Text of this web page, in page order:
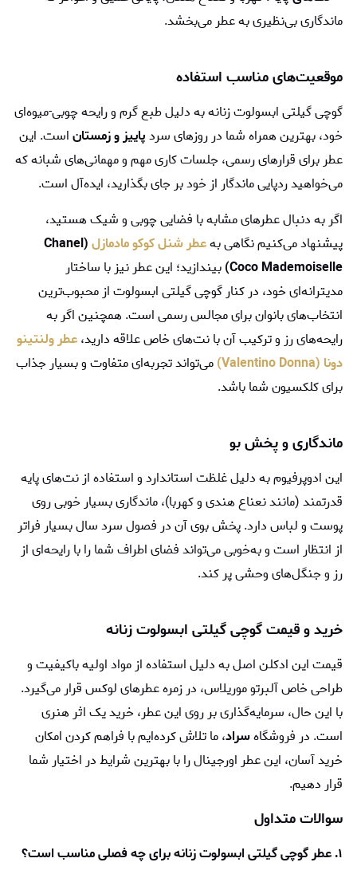
ماندگاری بی‌نظیری به عطر می‌بخشد.
موقعیت‌های مناسب استفاده
گوچی گیلتی ابسولوت زنانه به دلیل طبع گرم و رایحه چوبی-میوه‌ای
خود، بهترین همراه شما در روزهای سردپاییز و زمستاناست. این
عطر برای قرارهای رسمی، جلسات کاری مهم و مهمانی‌های شبانه که
می‌خواهید ردپایی ماندگار از خود بر جای بگذارید، ایده‌آل است.
اگر به دنبال عطرهای مشابه با فضایی چوبی و شیک هستید،
پیشنهاد می‌کنیم نگاهی بهعطر شنل کوکو مادمازل (Chanel
Coco Mademoiselle) بیندازید؛ این عطر نیز با ساختار
مدیترانه‌ای خود، در کنار گوچی گیلتی ابسولوت از محبوب‌ترین
انتخاب‌های بانوان برای مجالس رسمی است. همچنین اگر به
رایحه‌های رز و ترکیب آن با نت‌های خاص علاقه دارید،عطر ولنتینو
دونا (Valentino Donna)
می‌تواند تجربه‌ای متفاوت و بسیار جذاب
برای کلکسیون شما باشد.
ماندگاری و پخش بو
این ادوپرفیوم به دلیل غلظت استاندارد و استفاده از نت‌های پایه
قدرتمند (مانند نعناع هندی و کهربا)، ماندگاری بسیار خوبی روی
پوست و لباس دارد. پخش بوی آن در فصول سرد سال بسیار فراتر
از انتظار است و به‌خوبی می‌تواند فضای اطراف شما را با رایحه‌ای از
رز و جنگل‌های وحشی پر کند.
خرید و قیمت گوچی گیلتی ابسولوت زنانه
قیمت این ادکلن اصل به دلیل استفاده از مواد اولیه باکیفیت و
طراحی خاص آلبرتو موریلاس، در زمره عطرهای لوکس قرار می‌گیرد.
با این حال، سرمایه‌گذاری بر روی این عطر، خرید یک اثر هنری
است. در فروشگاهسراد، ما تلاش کرده‌ایم با فراهم کردن امکان
خرید آسان، این عطر اورجینال را با بهترین شرایط در اختیار شما
قرار دهیم.
سوالات متداول
۱. عطر گوچی گیلتی ابسولوت زنانه برای چه فصلی مناسب است؟